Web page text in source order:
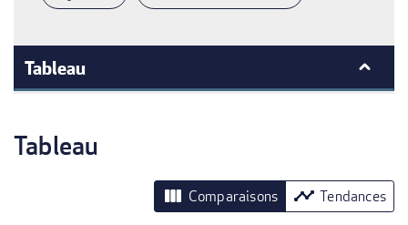
Tableau
Tableau
view_column Comparaisons timeline Tendances